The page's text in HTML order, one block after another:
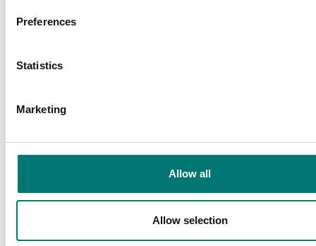
Preferences
Statistics
Marketing
Allow all
Allow selection
Golvvågsplatta